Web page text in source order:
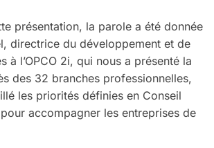
présentation, la parole a été donnée
directrice du développement et de
à l’OPCO 2i, qui nous a présenté la
des 32 branches professionnelles,
les priorités définies en Conseil
accompagner les entreprises de